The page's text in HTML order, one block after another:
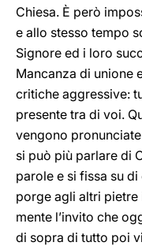
Chiesa. È però
e allo stesso tempo
Signore ed i loro
Mancanza di unione
critiche aggressive:
presente tra di voi.
vengono
si può più parlare di
parole e si fissa su
porge agli altri pietre
mente l’invito che
di sopra di tutto poi